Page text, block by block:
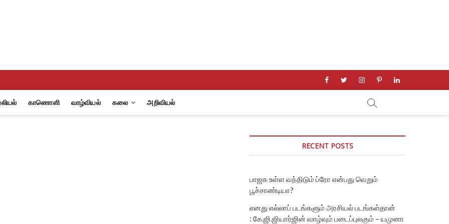
facebooktwitterinstagrampinterestlinkedin
காணொளி வாழ்வியல் கலை அறிவியல்
RECENT POSTS
பாஜக உள்ள வந்திடும் ப்ரோ என்பது வெறும்
பூச்சாண்டியா?
எனது எல்லாப் படங்களும் அரசியல் படங்கள்தான்
: கே.ஜி.ஜியார்ஜின் வாழ்வும் படைப்புலகும் – யமுனா